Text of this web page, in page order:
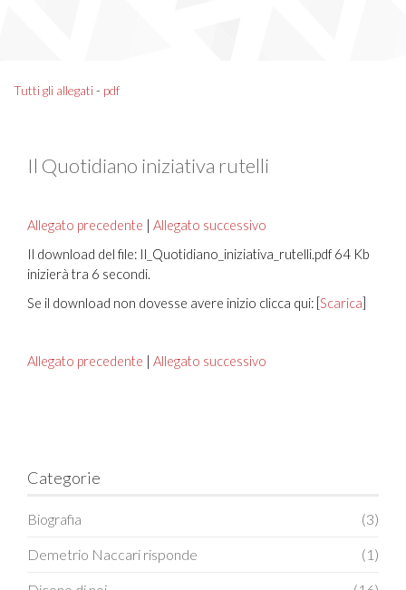
Tutti gli allegati- pdf
Il Quotidiano iniziativa rutelli
Allegato precedente | Allegato successivo
Il download del file: Il_Quotidiano_iniziativa_rutelli.pdf 64 Kb
inizierà tra 6 secondi.
Se il download non dovesse avere inizio clicca qui: [Scarica]
Allegato precedente | Allegato successivo
Categorie
Biografia (3)
Demetrio Naccari risponde (1)